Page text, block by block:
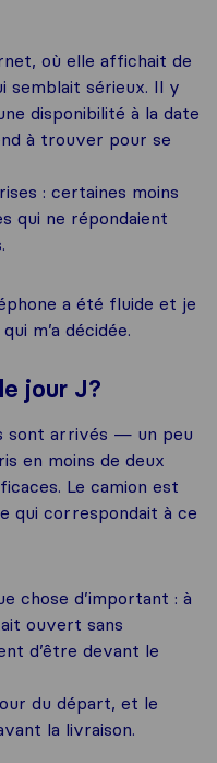
où elle affichait de
semblait sérieux. Il y
disponibilité à la date
à trouver pour se
: certaines moins
qui ne répondaient
a été fluide et je
m’a décidée.
jour J?
sont arrivés — un peu
en moins de deux
Le camion est
qui correspondait à ce
chose d’important : à
ouvert sans
d’être devant le
du départ, et le
la livraison.